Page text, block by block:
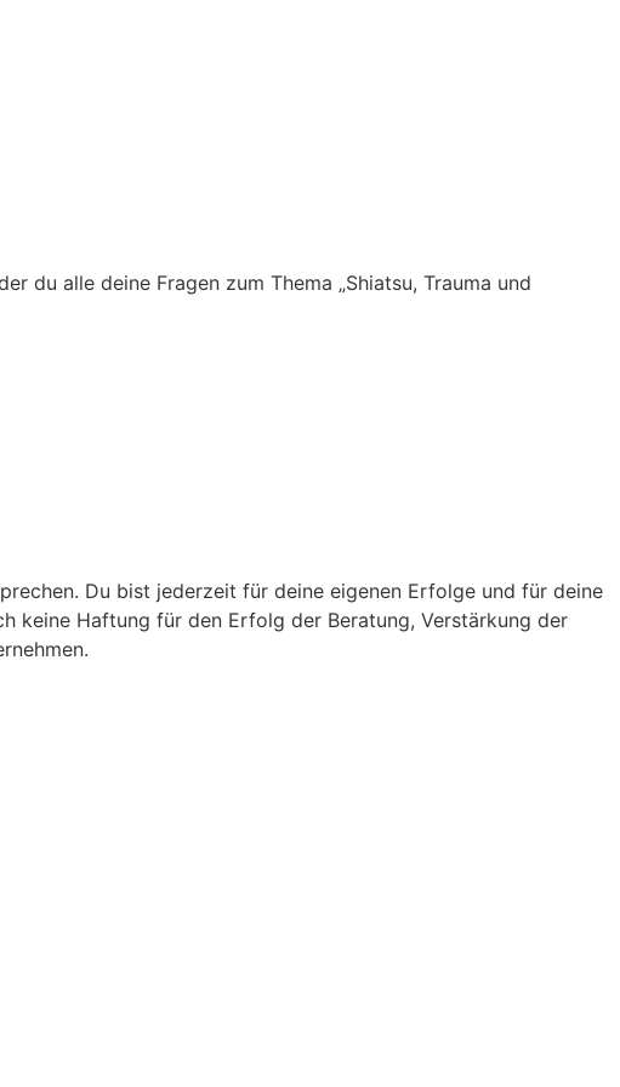
du alle deine Fragen zum Thema „Shiatsu, Trauma und
Du bist jederzeit für deine eigenen Erfolge und für deine
keine Haftung für den Erfolg der Beratung, Verstärkung der